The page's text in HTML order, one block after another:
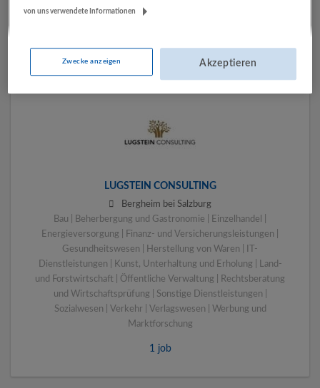
Bayer. Staatsbad Bad Reichenhall/Bayer. Gmain GmbH
LUGSTEIN CONSULTING
Bergheim bei Salzburg
Bau | Beherbergung und Gastronomie | Einzelhandel |
Energieversorgung | Finanz- und Versicherungsleistungen |
Gesundheitswesen | Herstellung von Waren | IT-
Dienstleistungen | Kunst, Unterhaltung und Erholung | Land-
und Forstwirtschaft | Öffentliche Verwaltung | Rechtsberatung
und Wirtschaftsprüfung | Sonstige Dienstleistungen |
Sozialwesen | Verkehr | Verlagswesen | Werbung und
Marktforschung
1 job
von uns verwendete Informationen
Zwecke anzeigen Akzeptieren